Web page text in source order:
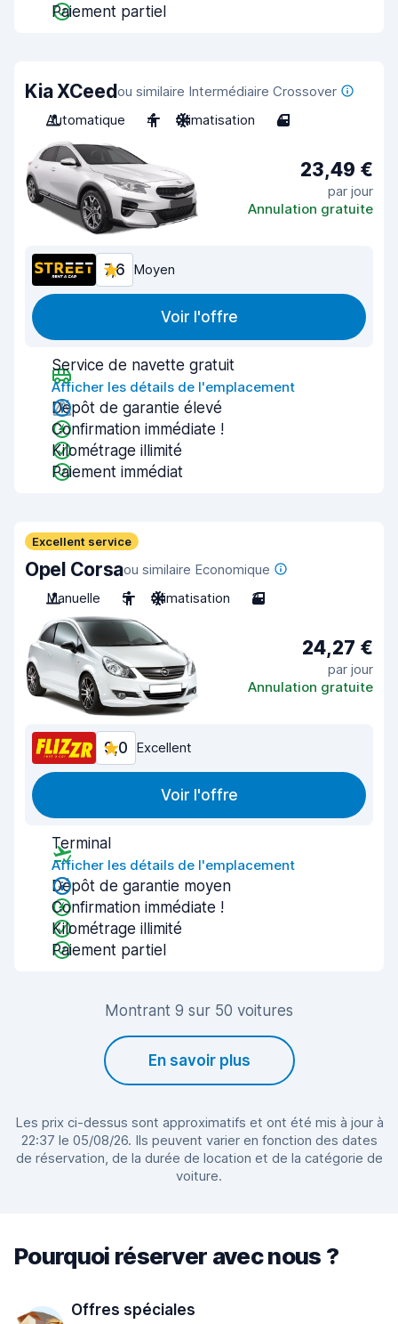
Paiement partiel
Kia XCeedou similaire Intermédiaire Crossover
Automatique
4 Climatisation 4
23,49 €
par jour
Annulation gratuite
7,6 Moyen
Voir l'offre
Service de navette gratuit
Afficher les détails de l'emplacement
Dépôt de garantie élevé
Confirmation immédiate !
Kilométrage illimité
Paiement immédiat
Excellent service
Opel Corsaou similaire Economique
Manuelle
5 Climatisation 3
24,27 €
par jour
Annulation gratuite
9,0 Excellent
Voir l'offre
Terminal
Afficher les détails de l'emplacement
Dépôt de garantie moyen
Confirmation immédiate !
Kilométrage illimité
Paiement partiel
Montrant 9 sur 50 voitures
En savoir plus
Les prix ci-dessus sont approximatifs et ont été mis à jour à
22:37 le 05/08/26. Ils peuvent varier en fonction des dates
de réservation, de la durée de location et de la catégorie de
voiture.
Pourquoi réserver avec nous ?
Offres spéciales